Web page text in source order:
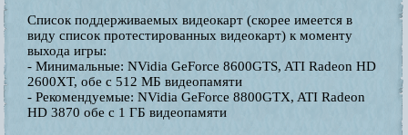
Список поддерживаемых видеокарт (скорее имеется в
виду список протестированных видеокарт) к моменту
выхода игры:
- Минимальные: NVidia GeForce 8600GTS, ATI Radeon HD
2600XT, обе с 512 МБ видеопамяти
- Рекомендуемые: NVidia GeForce 8800GTX, ATI Radeon
HD 3870 обе с 1 ГБ видеопамяти